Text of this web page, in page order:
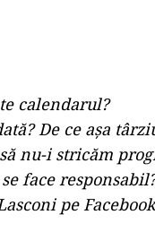
calendarul?
De ce așa
nu-i stricăm
face
pe